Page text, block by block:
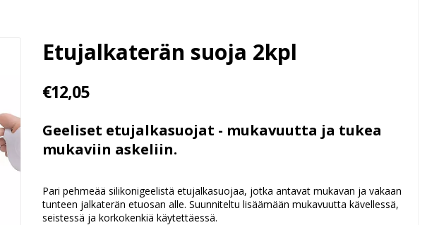
Etujalkaterän suoja 2kpl
€12,05
Geeliset etujalkasuojat - mukavuutta ja tukea
mukaviin askeliin.
Pari pehmeää silikonigeelistä etujalkasuojaa, jotka antavat mukavan ja vakaan
tunteen jalkaterän etuosan alle. Suunniteltu lisäämään mukavuutta kävellessä,
seistessä ja korkokenkiä käytettäessä.